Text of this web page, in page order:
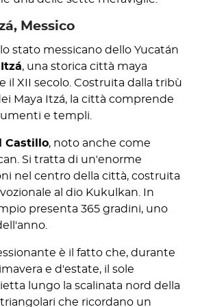
Messico
stato messicano dello Yucatán
, una storica città maya
il XII secolo. Costruita dalla tribù
Maya Itzá, la città comprende
e templi.
Castillo, noto anche come
Si tratta di un'enorme
nel centro della città, costruita
al dio Kukulkan. In
presenta 365 gradini, uno
è il fatto che, durante
e d'estate, il sole
lungo la scalinata nord della
che ricordano un